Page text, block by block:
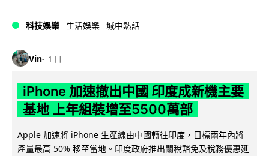
科技娛樂 生活娛樂 城中熱話
Vin 1 日
iPhone 加速撤出中國 印度成新機主要
基地 上年組裝增至5500萬部
Apple 加速將 iPhone 生產線由中國轉往印度，目標兩年內將
產量最高 50% 移至當地。印度政府推出關稅豁免及稅務優惠延